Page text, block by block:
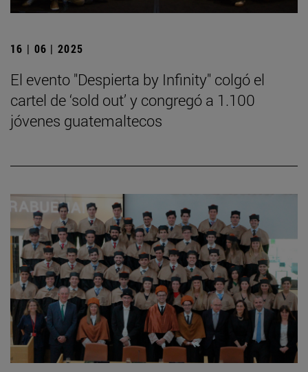
16 | 06 | 2025
El evento "Despierta by Infinity" colgó el
cartel de ‘sold out’ y congregó a 1.100
jóvenes guatemaltecos